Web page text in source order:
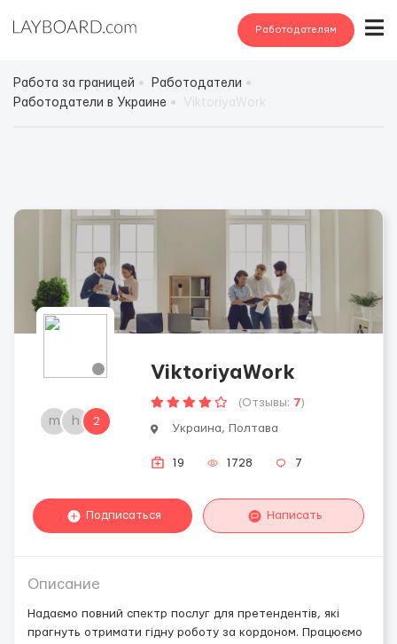
Работодателям
Работа за границей
Работодатели
Работодатели в Украине
m h 2
ViktoriyaWork
(Отзывы: 7)
Украина, Полтава
19 1728 7
Подписаться Написать
Описание
Надаємо повний спектр послуг для претендентів, які
прагнуть отримати гідну роботу за кордоном. Працюємо